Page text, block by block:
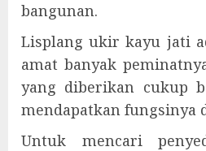
bangunan.
Lisplang ukir kayu jati
amat banyak
yang diberikan cukup
mendapatkan fungsinya
Untuk mencari